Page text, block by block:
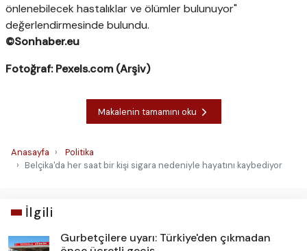
önlenebilecek hastalıklar ve ölümler bulunuyor"
değerlendirmesinde bulundu.
©Sonhaber.eu
Fotoğraf: Pexels.com (Arşiv)
Makalenin tamamını oku
Anasayfa
Politika
Belçika'da her saat bir kişi sigara nedeniyle hayatını kaybediyor
İlgili
Gurbetçilere uyarı: Türkiye'den çıkmadan